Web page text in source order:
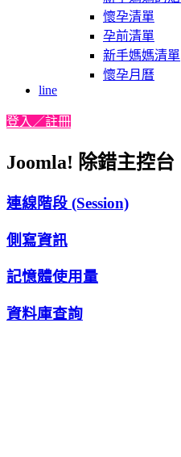
懷孕清單
孕前清單
新手媽媽清單
懷孕月曆
line
登入／註冊
Joomla! 除錯主控台
連線階段 (Session)
側寫資訊
記憶體使用量
資料庫查詢